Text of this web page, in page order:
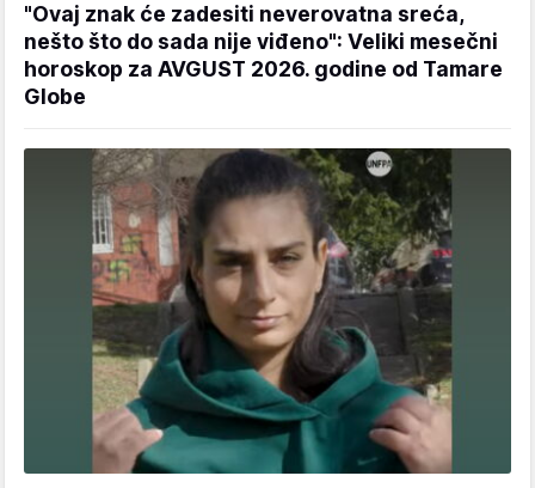
"Ovaj znak će zadesiti neverovatna sreća,
nešto što do sada nije viđeno": Veliki mesečni
horoskop za AVGUST 2026. godine od Tamare
Globe